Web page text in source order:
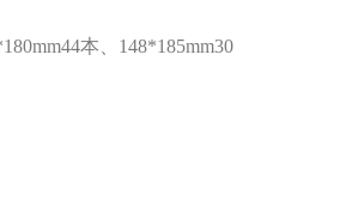
本、148*185mm30